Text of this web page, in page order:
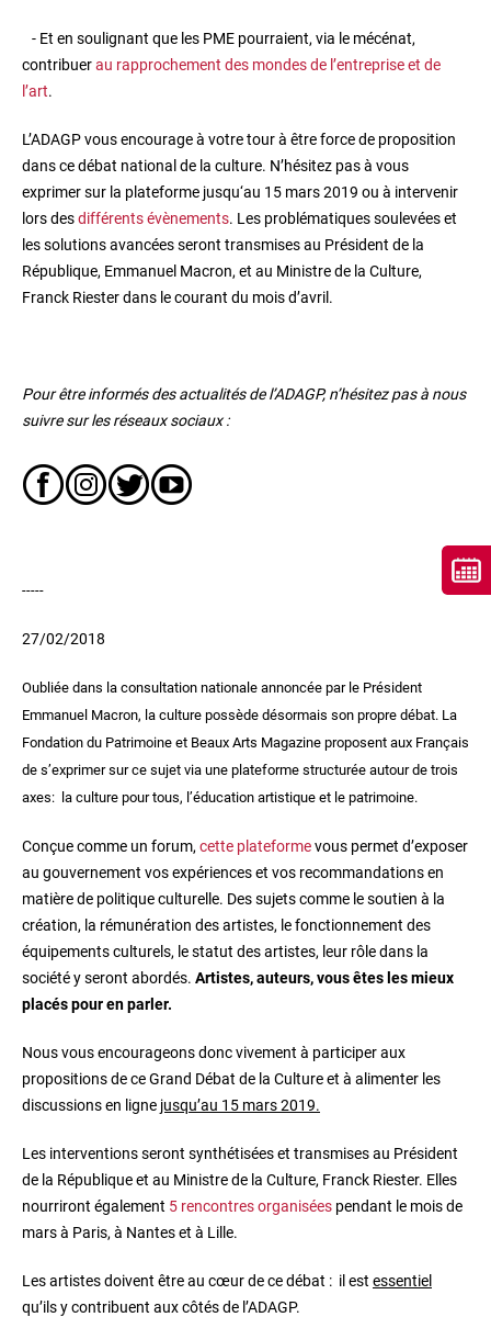
- Et en soulignant que les PME pourraient, via le mécénat,
contribuerau rapprochement des mondes de l’entreprise et de
l’art.
L’ADAGP vous encourage à votre tour à être force de proposition
dans ce débat national de la culture. N’hésitez pas à vous
exprimer sur la plateforme jusqu‘au 15 mars 2019 ou à intervenir
lors desdifférents évènements. Les problématiques soulevées et
les solutions avancées seront transmises au Président de la
République, Emmanuel Macron, et au Ministre de la Culture,
Franck Riester dans le courant du mois d’avril.
Pour être informés des actualités de l’ADAGP, n’hésitez pas à nous
suivre sur les réseaux sociaux :
-----
27/02/2018
Oubliée dans la consultation nationale annoncée par le Président
Emmanuel Macron, la culture possède désormais son propre débat. La
Fondation du Patrimoine et Beaux Arts Magazine proposent aux Français
de s’exprimer sur ce sujet via une plateforme structurée autour de trois
axes: la culture pour tous, l’éducation artistique et le patrimoine.
Conçue comme un forum, cette plateformevous permet d’exposer
au gouvernement vos expériences et vos recommandations en
matière de politique culturelle. Des sujets comme le soutien à la
création, la rémunération des artistes, le fonctionnement des
équipements culturels, le statut des artistes, leur rôle dans la
société y seront abordés. Artistes, auteurs, vous êtes les mieux
placés pour en parler.
Nous vous encourageons donc vivement à participer aux
propositions de ce Grand Débat de la Culture et à alimenter les
discussions en ligne jusqu’au 15 mars 2019.
Les interventions seront synthétisées et transmises au Président
de la République et au Ministre de la Culture, Franck Riester. Elles
nourriront également 5 rencontres organisées pendant le mois de
mars à Paris, à Nantes et à Lille.
Les artistes doivent être au cœur de ce débat : il est essentiel
qu’ils y contribuent aux côtés de l’ADAGP.